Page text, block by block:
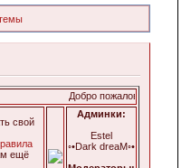
Добро пожаловать на Sims Love!У
свой
ещё
Админки:
Estel
◦•Dark dreaM◦•